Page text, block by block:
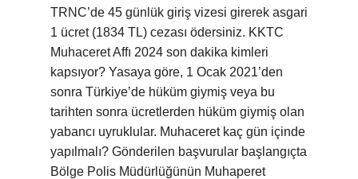
TRNC’de 45 günlük giriş vizesi girerek asgari
1 ücret (1834 TL) cezası ödersiniz. KKTC
Muhaceret Affı 2024 son dakika kimleri
kapsıyor? Yasaya göre, 1 Ocak 2021’den
sonra Türkiye’de hüküm giymiş veya bu
tarihten sonra ücretlerden hüküm giymiş olan
yabancı uyruklular. Muhaceret kaç gün içinde
yapılmalı? Gönderilen başvurular başlangıçta
Bölge Polis Müdürlüğünün Muhaperet